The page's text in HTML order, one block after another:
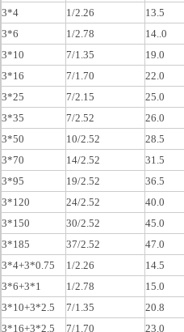
3*4 1/2.26 13.5
3*6
1/2.78 14..0
3*10
7/1.35 19.0
3*16
7/1.70 22.0
3*25
7/2.15 25.0
3*35
7/2.52 26.0
3*50
10/2.52 28.5
3*70
14/2.52 31.5
3*95
19/2.52 36.5
3*120
24/2.52 40.0
3*150
30/2.52 45.0
3*185
37/2.52 47.0
3*4+3*0.75
1/2.26 14.5
3*6+3*1
1/2.78 15.0
3*10+3*2.5
7/1.35 20.8
3*16+3*2.5
7/1.70 23.0